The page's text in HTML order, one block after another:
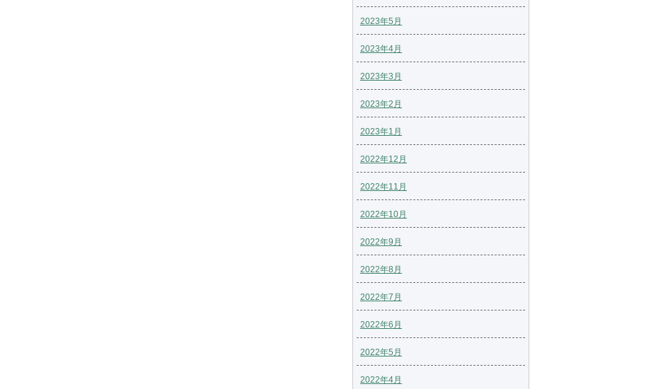
2023年5月
2023年4月
2023年3月
2023年2月
2023年1月
2022年12月
2022年11月
2022年10月
2022年9月
2022年8月
2022年7月
2022年6月
2022年5月
2022年4月